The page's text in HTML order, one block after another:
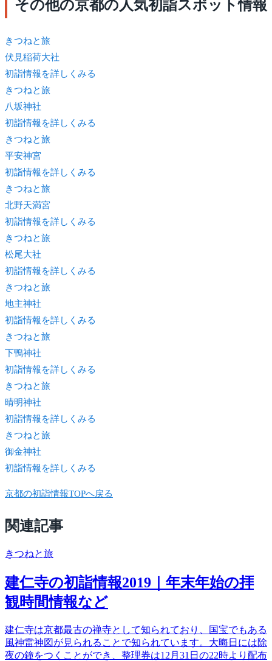
その他の京都の人気初詣スポット情報
きつねと旅
伏見稲荷大社
初詣情報を詳しくみる
きつねと旅
八坂神社
初詣情報を詳しくみる
きつねと旅
平安神宮
初詣情報を詳しくみる
きつねと旅
北野天満宮
初詣情報を詳しくみる
きつねと旅
松尾大社
初詣情報を詳しくみる
きつねと旅
地主神社
初詣情報を詳しくみる
きつねと旅
下鴨神社
初詣情報を詳しくみる
きつねと旅
晴明神社
初詣情報を詳しくみる
きつねと旅
御金神社
初詣情報を詳しくみる
京都の初詣情報TOPへ戻る
関連記事
きつねと旅
建仁寺の初詣情報2019｜年末年始の拝
観時間情報など
建仁寺は京都最古の禅寺として知られており、国宝でもある
風神雷神図が見られることで知られています。大晦日には除
夜の鐘をつくことができ、整理券は12月31日の22時より配布